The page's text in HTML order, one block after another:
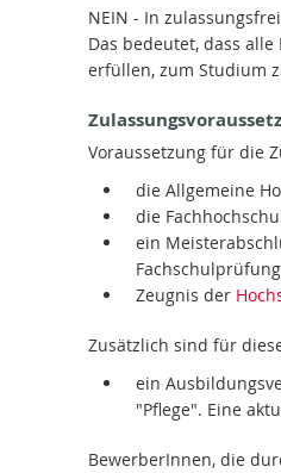
NEIN - In
Das bedeutet, dass
erfüllen, zum Studium
Voraussetzung für die
die Allgemeine
die
ein
Fachschulprüfung
Zeugnis der
Zusätzlich sind für
ein
"Pflege". Eine
BewerberInnen, die